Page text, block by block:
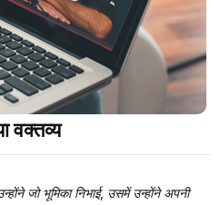
वक्तव्य
जो भूमिका निभाई, उसमें उन्होंने अपनी